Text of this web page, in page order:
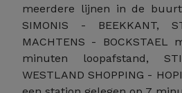
meerdere lijnen in de
SIMONIS - BEEKKANT,
MACHTENS -
minuten loopafstand,
WESTLAND SHOPPING -